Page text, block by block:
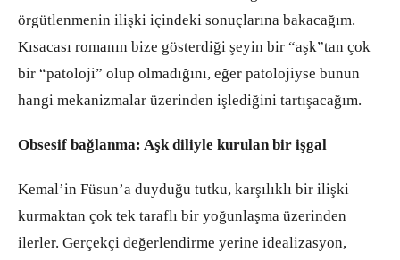
örgütlenmenin ilişki içindeki sonuçlarına bakacağım.
Kısacası romanın bize gösterdiği şeyin bir “aşk”tan çok
bir “patoloji” olup olmadığını, eğer patolojiyse bunun
hangi mekanizmalar üzerinden işlediğini tartışacağım.
Obsesif bağlanma: Aşk diliyle kurulan bir işgal
Kemal’in Füsun’a duyduğu tutku, karşılıklı bir ilişki
kurmaktan çok tek taraflı bir yoğunlaşma üzerinden
ilerler. Gerçekçi değerlendirme yerine idealizasyon,